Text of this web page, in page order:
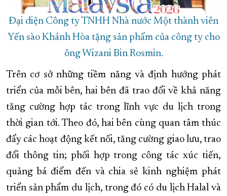
Đại diện Công ty TNHH Nhà nước Một thành viên
Yến sào Khánh Hòa tặng sản phẩm của công ty cho
ông Wizani Bin Rosmin.
Trên cơ sở những tiềm năng và định hướng phát
triển của mỗi bên, hai bên đã trao đổi về khả năng
tăng cường hợp tác trong lĩnh vực du lịch trong
thời gian tới. Theo đó, hai bên cùng quan tâm thúc
đẩy các hoạt động kết nối, tăng cường giao lưu, trao
đổi thông tin; phối hợp trong công tác xúc tiến,
quảng bá điểm đến và chia sẻ kinh nghiệm phát
triển sản phẩm du lịch, trong đó có du lịch Halal và